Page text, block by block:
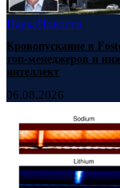
НаукаНовости
Кровопускание в
топ-менеджеров и
интеллект
06.08.2026